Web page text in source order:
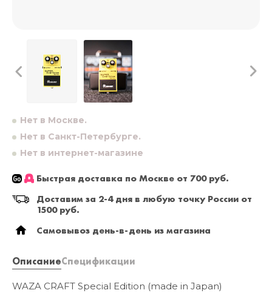
Нет в Москве.
Нет в Санкт-Петербурге.
Нет в интернет-магазине
Быстрая доставка по Москве от 700 руб.
Доставим за 2-4 дня в любую точку России от
1500 руб.
Самовывоз день-в-день из магазина
ОписаниеСпецификации
WAZA CRAFT Special Edition (made in Japan)